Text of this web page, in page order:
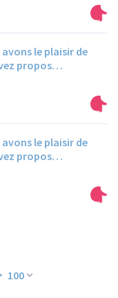
le plaisir de
propos…
le plaisir de
propos…
100